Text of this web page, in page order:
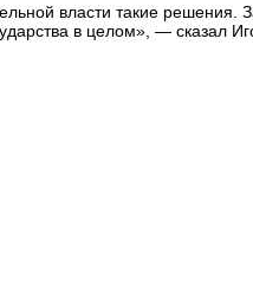
власти такие
в целом», — сказал